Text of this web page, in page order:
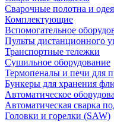
Сварочные полотна и
Комплектующие
Вспомогательное
Пульты дистанционного
Транспортные тележки
Сушильное оборудование
Термопеналы и печи для
Бункеры для хранения
Автоматическое
Автоматическая сварка
Головки и горелки (SAW)